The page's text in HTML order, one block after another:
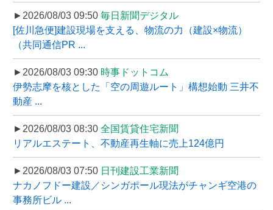
►2026/08/03 09:50 毎日新聞デジタル
[佐川急便]建設現場を支える、物流の力（建設×物流）
（共同通信PR ...
►2026/08/03 09:30 時事ドットコム
伊勢志摩を核とした「空の周遊ルート」構想始動 三井不
動産 ...
►2026/08/03 08:30 全国賃貸住宅新聞
リアルエステート、不動産再生軸に売上124億円
►2026/08/03 07:50 日刊建設工業新聞
ナカノフドー建設／シンガポール現法がチャンギ空港の
事務所ビル ...